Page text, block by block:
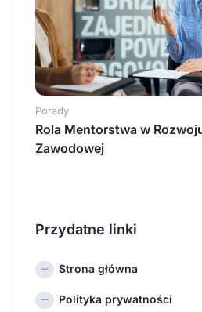
Porady
Rola Mentorstwa w
Zawodowej
Przydatne linki
Strona główna
Polityka prywatności